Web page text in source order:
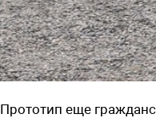
Прототип еще